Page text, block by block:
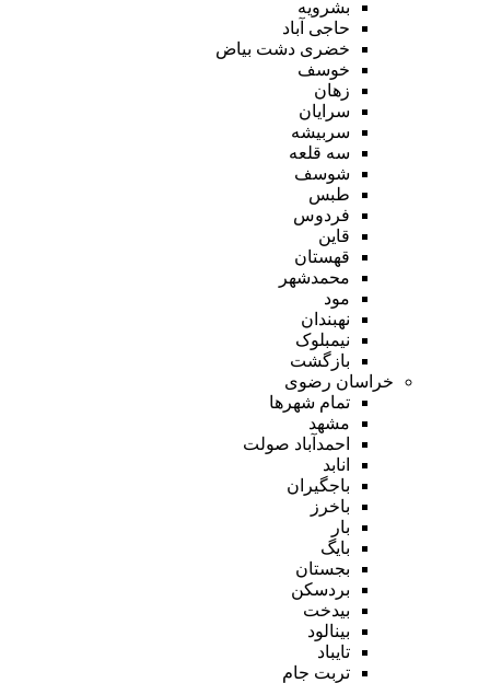
بشرویه
حاجی آباد
خضری دشت بیاض
خوسف
زهان
سرایان
سربیشه
سه قلعه
شوسف
طبس
فردوس
قاین
قهستان
محمدشهر
مود
نهبندان
نیمبلوک
بازگشت
خراسان رضوی
تمام شهر‌ها
مشهد
احمدآباد صولت
انابد
باجگیران
باخرز
بار
بایگ
بجستان
بردسکن
بیدخت
بینالود
تایباد
تربت جام